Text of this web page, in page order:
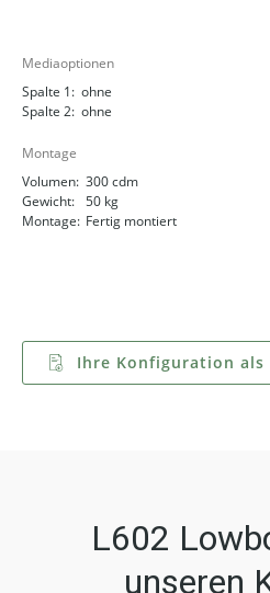
Mediaoptionen
Spalte 1: ohne
Spalte 2: ohne
Montage
Volumen: 300 cdm
Gewicht: 50 kg
Montage: Fertig montiert
Ihre Konfiguration als
L602
unseren